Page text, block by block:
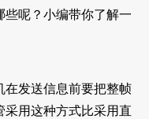
呢？小编带你了解一
在发送信息前要把整帧
用这种方式比采用直